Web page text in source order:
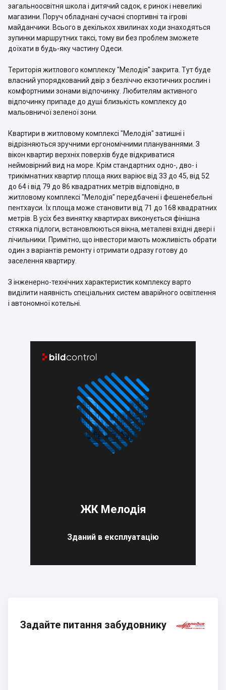
загальноосвітня школа і дитячий садок, є ринок і невеликі
магазини. Поруч обладнані сучасні спортивні та ігрові
майданчики. Всього в декількох хвилинах ходи знаходяться
зупинки маршрутних таксі, тому ви без проблем зможете
доїхати в будь-яку частину Одеси.
Територія житлового комплексу "Мелодія" закрита. Тут буде
власний упорядкований двір з безліччю екзотичних рослин і
комфортними зонами відпочинку. Любителям активного
відпочинку припаде до душі близькість комплексу до
мальовничої зеленої зони.
Квартири в житловому комплексі "Мелодія" затишні і
відрізняються зручними ергономічними плануваннями. З
вікон квартир верхніх поверхів буде відкриватися
неймовірний вид на море. Крім стандартних одно-, дво- і
трикімнатних квартир площа яких варіює від 33 до 45, від 52
до 64 і від 79 до 86 квадратних метрів відповідно, в
житловому комплексі "Мелодія" передбачені і фешенебельні
пентхауси. Їх площа може становити від 71 до 168 квадратних
метрів. В усіх без винятку квартирах виконується фінішна
стяжка підлоги, встановлюються вікна, металеві вхідні двері і
лічильники. Примітно, що інвестори мають можливість обрати
один з варіантів ремонту і отримати одразу готову до
заселення квартиру.
З інженерно-технічних характеристик комплексу варто
виділити наявність спеціальних систем аварійного освітлення
і автономної котельні.
 
ЖК Мелодія
Зданий в експлуатацію
Задайте питання забудовнику